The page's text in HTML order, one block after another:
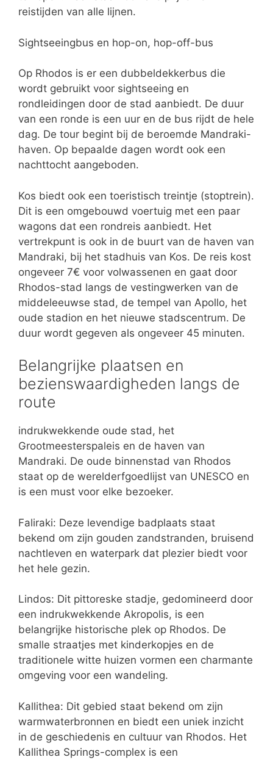
reistijden van alle lijnen.
Sightseeingbus en hop-on, hop-off-bus
Op Rhodos is er een dubbeldekkerbus die
wordt gebruikt voor sightseeing en
rondleidingen door de stad aanbiedt. De duur
van een ronde is een uur en de bus rijdt de hele
dag. De tour begint bij de beroemde Mandraki-
haven. Op bepaalde dagen wordt ook een
nachttocht aangeboden.
Kos biedt ook een toeristisch treintje (stoptrein).
Dit is een omgebouwd voertuig met een paar
wagons dat een rondreis aanbiedt. Het
vertrekpunt is ook in de buurt van de haven van
Mandraki, bij het stadhuis van Kos. De reis kost
ongeveer 7€ voor volwassenen en gaat door
Rhodos-stad langs de vestingwerken van de
middeleeuwse stad, de tempel van Apollo, het
oude stadion en het nieuwe stadscentrum. De
duur wordt gegeven als ongeveer 45 minuten.
Belangrijke plaatsen en
bezienswaardigheden langs de
route
indrukwekkende oude stad, het
Grootmeesterspaleis en de haven van
Mandraki. De oude binnenstad van Rhodos
staat op de werelderfgoedlijst van UNESCO en
is een must voor elke bezoeker.
Faliraki: Deze levendige badplaats staat
bekend om zijn gouden zandstranden, bruisend
nachtleven en waterpark dat plezier biedt voor
het hele gezin.
Lindos: Dit pittoreske stadje, gedomineerd door
een indrukwekkende Akropolis, is een
belangrijke historische plek op Rhodos. De
smalle straatjes met kinderkopjes en de
traditionele witte huizen vormen een charmante
omgeving voor een wandeling.
Kallithea: Dit gebied staat bekend om zijn
warmwaterbronnen en biedt een uniek inzicht
in de geschiedenis en cultuur van Rhodos. Het
Kallithea Springs-complex is een